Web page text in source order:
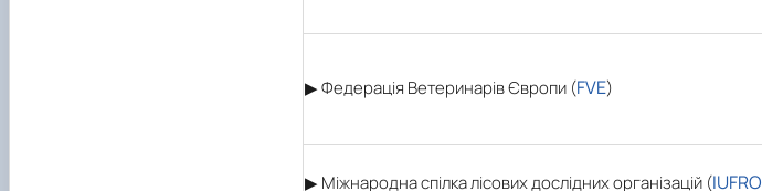
▶ Федерація Ветеринарів Європи (FVE)
▶ Міжнароднa спілка лісових дослідних організацій (IUFRO